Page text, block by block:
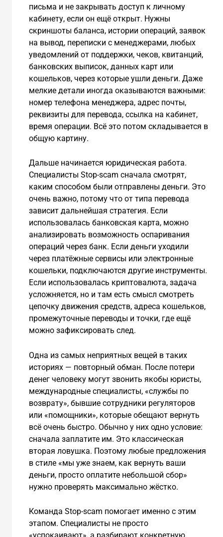
письма и не закрывать доступ к личному
кабинету, если он ещё открыт. Нужны
скриншоты баланса, истории операций, заявок
на вывод, переписки с менеджерами, любых
уведомлений от поддержки, чеков, квитанций,
банковских выписок, данных карт или
кошельков, через которые ушли деньги. Даже
мелкие детали иногда оказываются важными:
номер телефона менеджера, адрес почты,
реквизиты для перевода, ссылка на кабинет,
время операции. Всё это потом складывается в
общую картину.
Дальше начинается юридическая работа.
Специалисты Stop-scam сначала смотрят,
каким способом были отправлены деньги. Это
очень важно, потому что от типа перевода
зависит дальнейшая стратегия. Если
использовалась банковская карта, можно
анализировать возможность оспаривания
операций через банк. Если деньги уходили
через платёжные сервисы или электронные
кошельки, подключаются другие инструменты.
Если использовалась криптовалюта, задача
усложняется, но и там есть смысл смотреть
цепочку движения средств, адреса кошельков,
промежуточные переводы и точки, где ещё
можно зафиксировать след.
Одна из самых неприятных вещей в таких
историях — повторный обман. После потери
денег человеку могут звонить якобы юристы,
международные специалисты, «службы по
возврату», бывшие сотрудники регуляторов
или «помощники», которые обещают вернуть
всё очень быстро. Обычно у них одно условие:
сначала заплатите им. Это классическая
вторая ловушка. Поэтому любые предложения
в стиле «мы уже знаем, как вернуть ваши
деньги, просто оплатите небольшой сбор»
нужно проверять максимально жёстко.
Команда Stop-scam помогает именно с этим
этапом. Специалисты не просто